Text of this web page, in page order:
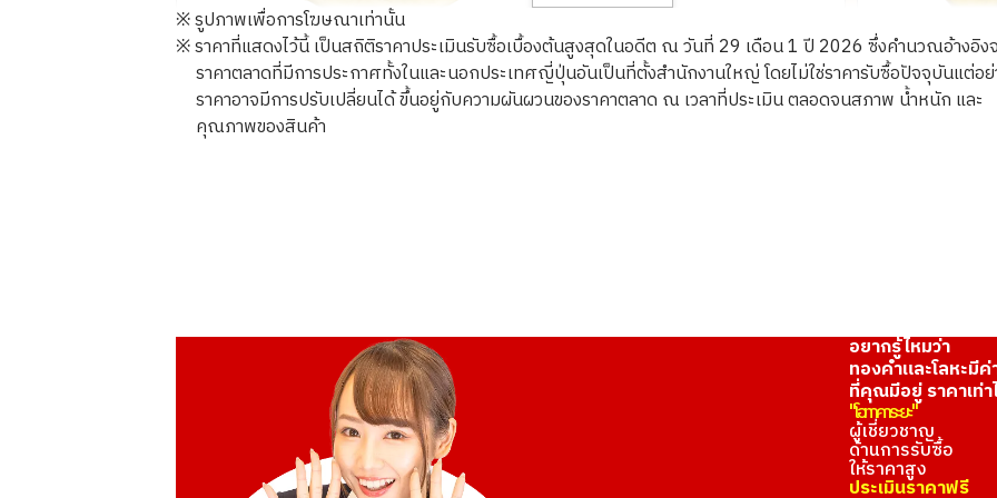
23K gold (K23) ring
※ รูปภาพเพื่อการโฆษณาเท่านั้น
※ ราคาที่แสดงไว้นี้ เป็นสถิติราคาประเมินรับซื้อเบื้องต้นสูงสุดในอดีต ณ วันที่ 29 เดือน 1 ปี 2026 ซึ่งคำนวณอ้างอิง
ราคาตลาดที่มีการประกาศทั้งในและนอกประเทศญี่ปุ่นอันเป็นที่ตั้งสำนักงานใหญ่ โดยไม่ใช่ราคารับซื้อปัจจุบันแต่อย่
ราคาอาจมีการปรับเปลี่ยนได้ ขึ้นอยู่กับความผันผวนของราคาตลาด ณ เวลาที่ประเมิน ตลอดจนสภาพ น้ำหนัก และ
คุณภาพของสินค้า
อยากรู้ไหมว่า
ทองคำและโลหะมีค่
ที่คุณมีอยู่ ราคาเท่า
"โอทาคาระยะ"
ผู้เชี่ยวชาญ
ด้านการรับซื้อ
ให้ราคาสูง
ประเมินราคาฟรี